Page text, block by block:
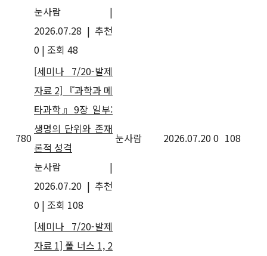
눈사람
|
2026.07.28 | 추천
0 | 조회 48
780
[세미나 7/20-발제
자료 2] 『과학과 메
타과학』9장 일부:
생명의 단위와 존재
론적 성격
눈사람
|
2026.07.20 | 추천
0 | 조회 108
눈사람 2026.07.200 108
[세미나 7/20-발제
자료 1] 폴 너스 1, 2